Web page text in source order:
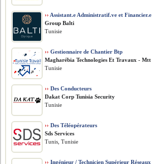
›› Assistant.e Administratif.ve et Financier.e
Group Balti
Tunisie
›› Gestionnaire de Chantier Btp
Magharébia Technologies Et Travaux - Mtt
Tunisie
›› Des Conducteurs
Dakat Corp Tunisia Security
Tunisie
›› Des Téléopérateurs
Sds Services
Tunis, Tunisie
›› Ingénieur / Technicien Supérieur Réseaux